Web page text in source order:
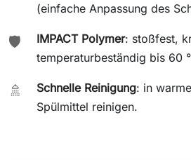
(einfache Anpassung des
🛡️ IMPACT Polymer: stoßfest,
temperaturbeständig bis 60
🚿 Schnelle Reinigung: in
Spülmittel reinigen.